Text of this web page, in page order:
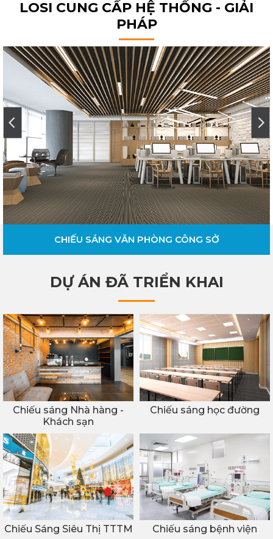
LOSI CUNG CẤP HỆ THỐNG - GIẢI
PHÁP
CHIẾU SÁNG VĂN PHÒNG CÔNG SỞ
DỰ ÁN ĐÃ TRIỂN KHAI
Chiếu sáng Nhà hàng -
Khách sạn
Chiếu sáng học đường
Chiếu Sáng Siêu Thị TTTM Chiếu sáng bệnh viện